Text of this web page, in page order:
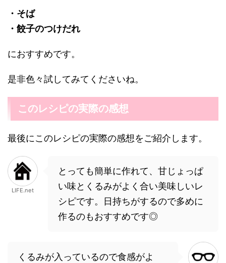
・そば
・餃子のつけだれ
におすすめです。
是非色々試してみてくださいね。
このレシピの実際の感想
最後にこのレシピの実際の感想をご紹介します。
LIFE.net
とっても簡単に作れて、甘じょっぱ
い味とくるみがよく合い美味しいレ
シピです。日持ちがするので多めに
作るのもおすすめです◎
くるみが入っているので食感がよ